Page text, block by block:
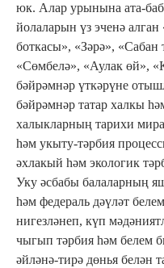
юк. Алар урынына ата-
йолаларын үз эченә
боткасы», «Зәрә»,
«Сөмбелә», «Аулак өй»,
бәйрәмнәр үткәрүне
бәйрәмнәр татар халкы
халыкларның тарихи
һәм укыту-тәрбия
әхлакый һәм экологик
Уку әсбабы балаларның
һәм федераль дәүләт
нигезләнеп, күп
чыгып тәрбия һәм белем
әйләнә-тирә дөнья белән